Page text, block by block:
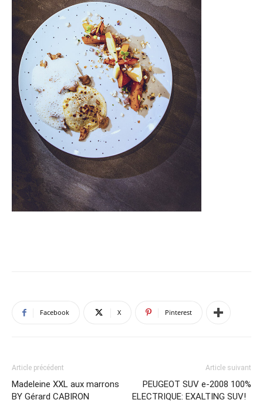
Facebook X Pinterest
Article précédent
Madeleine XXL aux marrons
BY Gérard CABIRON
Article suivant
PEUGEOT SUV e-2008 100%
ELECTRIQUE: EXALTING SUV!